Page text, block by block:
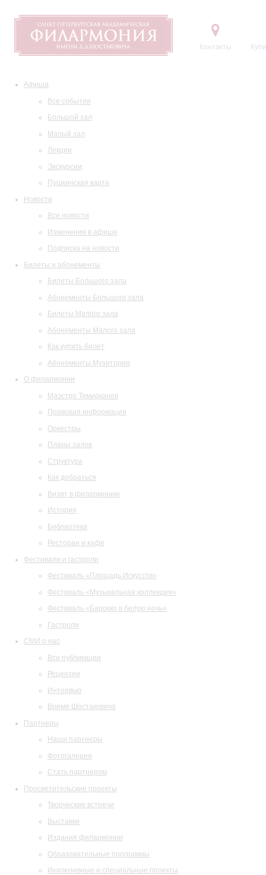
Контакты
Афиша
Все события
Большой зал
Малый зал
Лекции
Экскурсии
Пушкинская карта
Новости
Все новости
Изменения в афише
Подписка на новости
Билеты и абонементы
Билеты Большого зала
Абонементы Большого зала
Билеты Малого зала
Абонементы Малого зала
Как купить билет
Абонементы Музитория
О филармонии
Маэстро Темирканов
Правовая информация
Оркестры
Планы залов
Структура
Как добраться
Визит в филармонию
История
Библиотека
Ресторан и кафе
Фестивали и гастроли
Фестиваль «Площадь Искусств»
Фестиваль «Музыкальная коллекция»
Фестиваль «Барокко в белую ночь»
Гастроли
СМИ о нас
Все публикации
Рецензии
Интервью
Время Шостаковича
Партнеры
Наши партнеры
Фотогалерея
Стать партнером
Просветительские проекты
Творческие встречи
Выставки
Издания филармонии
Образовательные программы
Инклюзивные и специальные проекты